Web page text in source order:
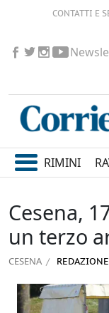
CONTATTI E
RIMINI
Cesena,
un terzo
CESENA